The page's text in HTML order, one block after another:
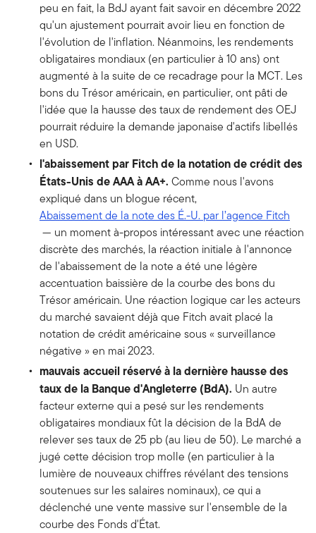
peu en fait, la BdJ ayant fait savoir en décembre 2022
qu'un ajustement pourrait avoir lieu en fonction de
l'évolution de l'inflation. Néanmoins, les rendements
obligataires mondiaux (en particulier à 10 ans) ont
augmenté à la suite de ce recadrage pour la MCT. Les
bons du Trésor américain, en particulier, ont pâti de
l'idée que la hausse des taux de rendement des OEJ
pourrait réduire la demande japonaise d'actifs libellés
en USD.
l'abaissement par Fitch de la notation de crédit des
États-Unis de AAA à AA+. Comme nous l'avons
expliqué dans un blogue récent,
Abaissement de la note des É.-U. par l’agence Fitch
— un moment à-propos intéressant avec une réaction
discrète des marchés, la réaction initiale à l'annonce
de l'abaissement de la note a été une légère
accentuation baissière de la courbe des bons du
Trésor américain. Une réaction logique car les acteurs
du marché savaient déjà que Fitch avait placé la
notation de crédit américaine sous « surveillance
négative » en mai 2023.
mauvais accueil réservé à la dernière hausse des
taux de la Banque d'Angleterre (BdA). Un autre
facteur externe qui a pesé sur les rendements
obligataires mondiaux fût la décision de la BdA de
relever ses taux de 25 pb (au lieu de 50). Le marché a
jugé cette décision trop molle (en particulier à la
lumière de nouveaux chiffres révélant des tensions
soutenues sur les salaires nominaux), ce qui a
déclenché une vente massive sur l'ensemble de la
courbe des Fonds d'État.